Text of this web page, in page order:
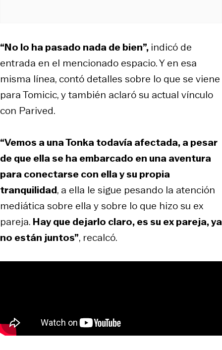
“No lo ha pasado nada de bien”, indicó de
entrada en el mencionado espacio. Y en esa
misma línea, contó detalles sobre lo que se viene
para Tomicic, y también aclaró su actual vínculo
con Parived.
“Vemos a una Tonka todavía afectada, a pesar
de que ella se ha embarcado en una aventura
para conectarse con ella y su propia
tranquilidad, a ella le sigue pesando la atención
mediática sobre ella y sobre lo que hizo su ex
pareja. Hay que dejarlo claro, es su ex pareja, ya
no están juntos”, recalcó.